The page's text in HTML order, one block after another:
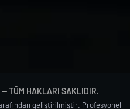
TÜM HAKLARI SAKLIDIR.
geliştirilmiştir. Profesyonel